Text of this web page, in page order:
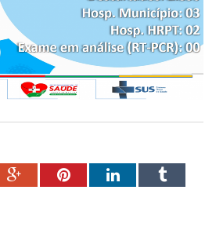
Google+PinterestLinkedInTumblr